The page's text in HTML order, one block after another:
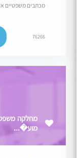
מכתבים משפטיים
76266
מחלקה
מוע�...